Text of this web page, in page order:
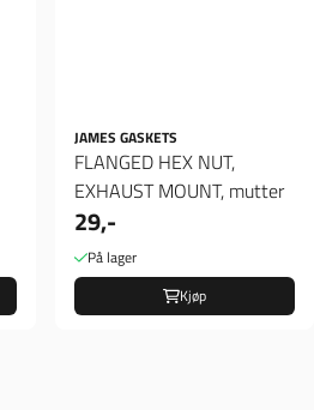
JAMES GASKETS
FLANGED HEX NUT,
EXHAUST MOUNT, mutter
29,-
På lager
Kjøp